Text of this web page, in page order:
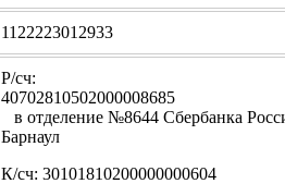
1122223012933
Р/сч:
в отделение №8644 Сбербанка
Барнаул
К/сч: 30101810200000000604